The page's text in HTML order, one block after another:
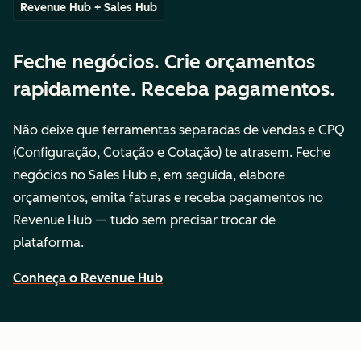
Revenue Hub + Sales Hub
Feche negócios. Crie orçamentos
rapidamente. Receba pagamentos.
Não deixe que ferramentas separadas de vendas e CPQ
(Configuração, Cotação e Cotação) te atrasem. Feche
negócios no Sales Hub e, em seguida, elabore
orçamentos, emita faturas e receba pagamentos no
Revenue Hub — tudo sem precisar trocar de
plataforma.
Conheça o Revenue Hub